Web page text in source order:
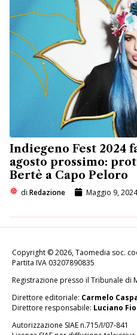
Indiegeno Fest 2024
agosto prossimo:
Bertè a Capo Peloro
di Redazione Maggio 9, 2024
Copyright © 2026, Taomedia soc.
Partita IVA 03207890835
Registrazione presso il Tribunale di
Direttore editoriale: Carmelo
Direttore responsabile: Luciano
Autorizzazione SIAE n.715/I/07-841